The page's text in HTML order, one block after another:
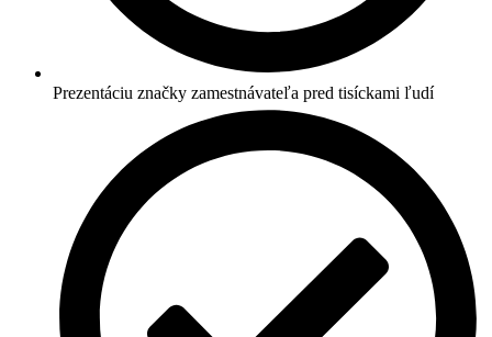
Prezentáciu značky zamestnávateľa pred tisíckami ľudí